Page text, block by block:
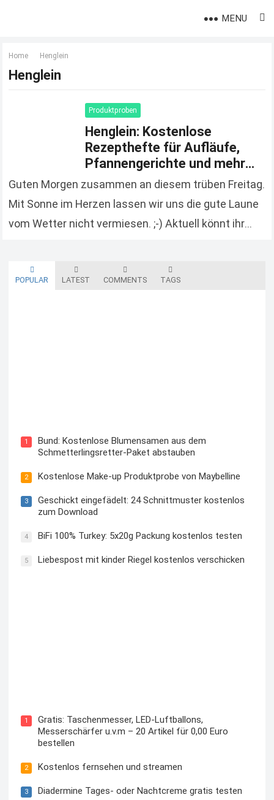
MENU
Home Henglein
Henglein
Produktproben
Henglein: Kostenlose
Rezepthefte für Aufläufe,
Pfannengerichte und mehr
bestellen
Guten Morgen zusammen an diesem trüben Freitag.
Mit Sonne im Herzen lassen wir uns die gute Laune
vom Wetter nicht vermiesen. ;-) Aktuell könnt ihr
POPULAR LATEST COMMENTS TAGS
1
Bund: Kostenlose Blumensamen aus dem
Schmetterlingsretter-Paket abstauben
2 Kostenlose Make-up Produktprobe von Maybelline
3
Geschickt eingefädelt: 24 Schnittmuster kostenlos
zum Download
4 BiFi 100% Turkey: 5x20g Packung kostenlos testen
5 Liebespost mit kinder Riegel kostenlos verschicken
1
Gratis: Taschenmesser, LED-Luftballons,
Messerschärfer u.v.m – 20 Artikel für 0,00 Euro
bestellen
2 Kostenlos fernsehen und streamen
3 Diadermine Tages- oder Nachtcreme gratis testen